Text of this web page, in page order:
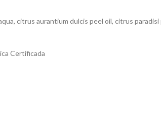
citrus aurantium dulcis peel oil, citrus
Certificada